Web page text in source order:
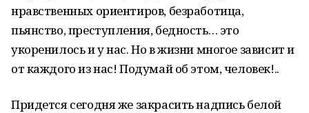
нравственных ориентиров, безработица,
пьянство, преступления, бедность… это
укоренилось и у нас. Но в жизни многое зависит и
от каждого из нас! Подумай об этом, человек!..
Придется сегодня же закрасить надпись белой